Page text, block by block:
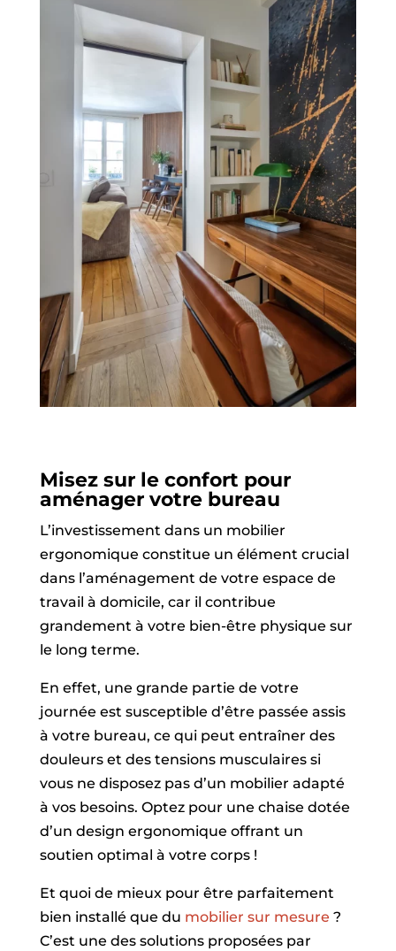
Misez sur le confort pour
aménager votre bureau
L’investissement dans un mobilier
ergonomique constitue un élément crucial
dans l’aménagement de votre espace de
travail à domicile, car il contribue
grandement à votre bien-être physique sur
le long terme.
En effet, une grande partie de votre
journée est susceptible d’être passée assis
à votre bureau, ce qui peut entraîner des
douleurs et des tensions musculaires si
vous ne disposez pas d’un mobilier adapté
à vos besoins. Optez pour une chaise dotée
d’un design ergonomique offrant un
soutien optimal à votre corps !
Et quoi de mieux pour être parfaitement
bien installé que du mobilier sur mesure ?
C’est une des solutions proposées par